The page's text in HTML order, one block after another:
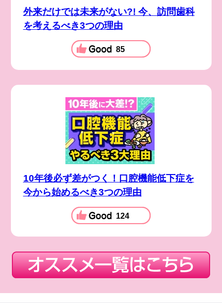
外来だけでは未来がない?! 今、訪問歯科
を考えるべき3つの理由
85
10年後必ず差がつく！口腔機能低下症を
今から始めるべき3つの理由
124